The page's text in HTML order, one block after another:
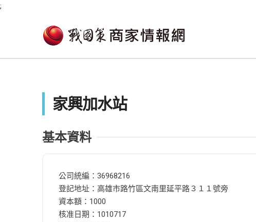
;
家興加水站
基本資料
公司統編：36968216
登記地址：高雄市路竹區文南里延平路３１１號旁
資本額：1000
核准日期：1010717